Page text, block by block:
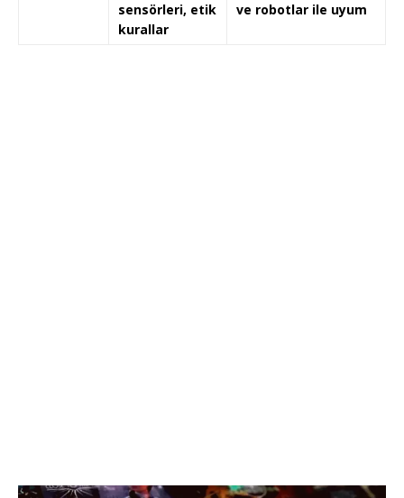
sensörleri, etik
kurallar
ve robotlar ile uyum